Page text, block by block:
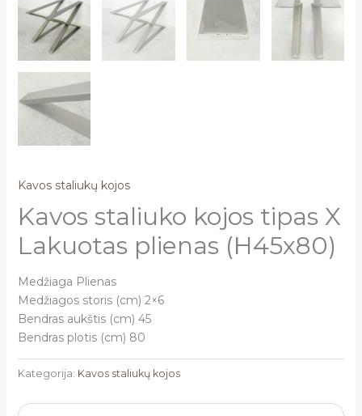
Kavos staliukų kojos
Kavos staliuko kojos tipas X
Lakuotas plienas (H45x80)
Medžiaga Plienas
Medžiagos storis (cm) 2×6
Bendras aukštis (cm) 45
Bendras plotis (cm) 80
Kategorija: Kavos staliukų kojos